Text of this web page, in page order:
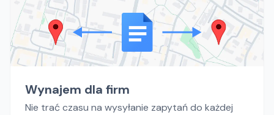
Wynajem dla firm
Nie trać czasu na wysyłanie zapytań do każdej